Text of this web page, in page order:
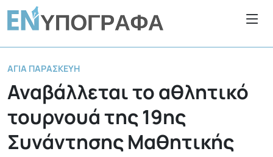
ΑΓΊΑ ΠΑΡΑΣΚΕΥΉ
Αναβάλλεται το αθλητικό
τουρνουά της 19ης
Συνάντησης Μαθητικής